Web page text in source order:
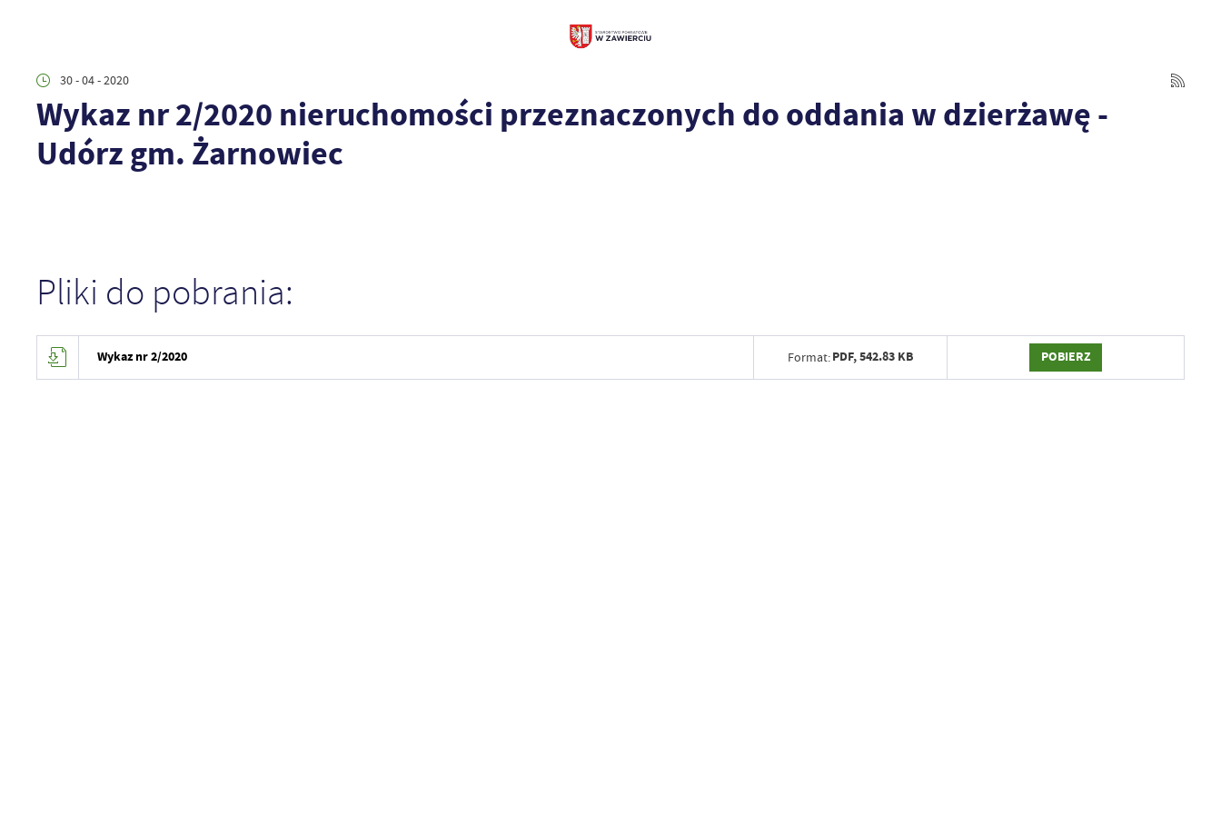
30 - 04 - 2020
Wykaz nr 2/2020 nieruchomości przeznaczonych do oddania w dzierżawę -
Udórz gm. Żarnowiec
Pliki do pobrania:
Wykaz nr 2/2020 Format:PDF,542.83 KB POBIERZ